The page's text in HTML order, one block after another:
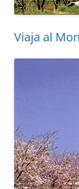
Viaja al